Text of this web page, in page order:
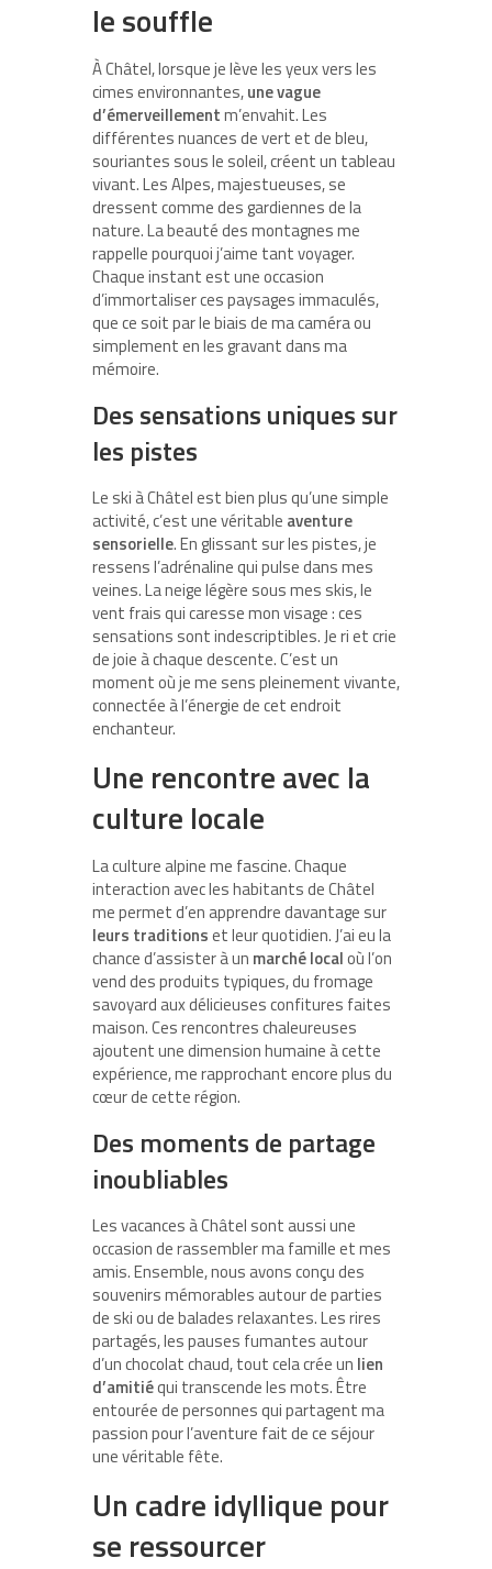
le souffle
À Châtel, lorsque je lève les yeux vers les
cimes environnantes,une vague
d’émerveillementm’envahit. Les
différentes nuances de vert et de bleu,
souriantes sous le soleil, créent un tableau
vivant. Les Alpes, majestueuses, se
dressent comme des gardiennes de la
nature. La beauté des montagnes me
rappelle pourquoi j’aime tant voyager.
Chaque instant est une occasion
d’immortaliser ces paysages immaculés,
que ce soit par le biais de ma caméra ou
simplement en les gravant dans ma
mémoire.
Des sensations uniques sur
les pistes
Le ski à Châtel est bien plus qu’une simple
activité, c’est une véritable aventure
sensorielle. En glissant sur les pistes, je
ressens l’adrénaline qui pulse dans mes
veines. La neige légère sous mes skis, le
vent frais qui caresse mon visage : ces
sensations sont indescriptibles. Je ri et crie
de joie à chaque descente. C’est un
moment où je me sens pleinement vivante,
connectée à l’énergie de cet endroit
enchanteur.
Une rencontre avec la
culture locale
La culture alpine me fascine. Chaque
interaction avec les habitants de Châtel
me permet d’en apprendre davantage sur
leurs traditionset leur quotidien. J’ai eu la
chance d’assister à un marché localoù l’on
vend des produits typiques, du fromage
savoyard aux délicieuses confitures faites
maison. Ces rencontres chaleureuses
ajoutent une dimension humaine à cette
expérience, me rapprochant encore plus du
cœur de cette région.
Des moments de partage
inoubliables
Les vacances à Châtel sont aussi une
occasion de rassembler ma famille et mes
amis. Ensemble, nous avons conçu des
souvenirs mémorables autour de parties
de ski ou de balades relaxantes. Les rires
partagés, les pauses fumantes autour
d’un chocolat chaud, tout cela crée un lien
d’amitiéqui transcende les mots. Être
entourée de personnes qui partagent ma
passion pour l’aventure fait de ce séjour
une véritable fête.
Un cadre idyllique pour
se ressourcer